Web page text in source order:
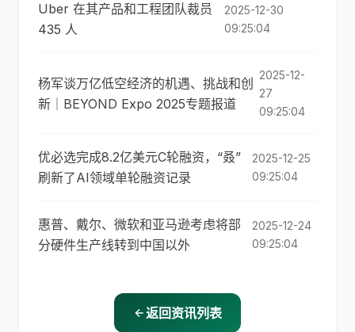
Uber 在其产品和工程团队裁员
435 人
2025-12-30
09:25:04
杨军谈万亿低空经济的机遇、挑战和创
新｜BEYOND Expo 2025专题报道
2025-12-
27
09:25:04
优必选完成8.2亿美元C轮融资，“叒”
刷新了AI领域单轮融资记录
2025-12-25
09:25:04
惠普、戴尔、微软和亚马逊考虑将部
分硬件生产线转到中国以外
2025-12-24
09:25:04
返回资讯列表